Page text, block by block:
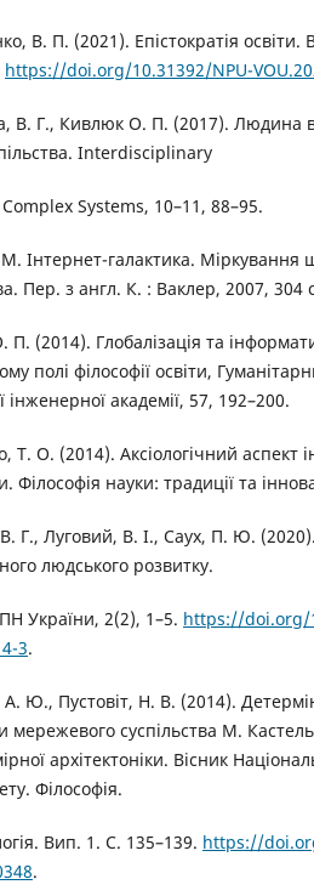
В. П. (2021). Епістократія освіти.
https://doi.org/10.31392/NPU-
В. Г., Кивлюк О. П. (2017). Людина в
Interdisciplinary
Systems, 10–11, 88–95.
Інтернет-галактика. Міркування
Пер. з англ. К. : Ваклер, 2007, 304
(2014). Глобалізація та
полі філософії освіти,
інженерної академії, 57, 192–200.
Т. О. (2014). Аксіологічний аспект
Філософія науки: традиції та
Г., Луговий, В. І., Саух, П. Ю. (2020).
людського розвитку.
України, 2(2), 1–5. https://doi.org/
3.
Ю., Пустовіт, Н. В. (2014).
мережевого суспільства М.
архітектоніки. Вісник
Філософія.
Вип. 1. С. 135–139. https://
.